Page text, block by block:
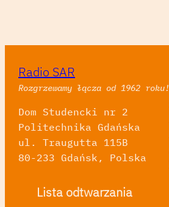
Radio SAR
Rozgrzewamy łącza od 1962 roku!
Dom Studencki nr 2
Politechnika Gdańska
ul. Traugutta 115B
80-233 Gdańsk, Polska
Lista odtwarzania